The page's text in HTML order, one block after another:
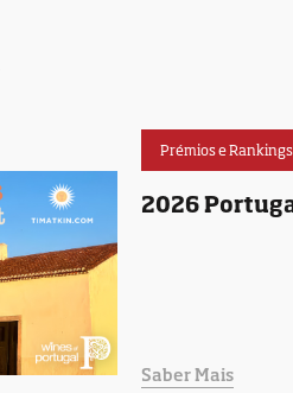
Prémios e Rankings
2026
Saber Mais